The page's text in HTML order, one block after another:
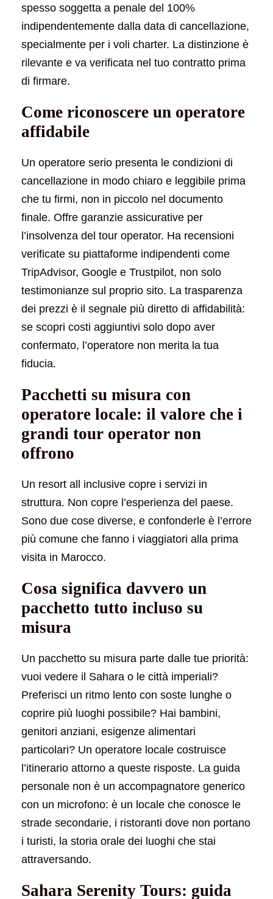
spesso soggetta a penale del 100%
indipendentemente dalla data di cancellazione,
specialmente per i voli charter. La distinzione è
rilevante e va verificata nel tuo contratto prima
di firmare.
Come riconoscere un operatore
affidabile
Un operatore serio presenta le condizioni di
cancellazione in modo chiaro e leggibile prima
che tu firmi, non in piccolo nel documento
finale. Offre garanzie assicurative per
l’insolvenza del tour operator. Ha recensioni
verificate su piattaforme indipendenti come
TripAdvisor, Google e Trustpilot, non solo
testimonianze sul proprio sito. La trasparenza
dei prezzi è il segnale più diretto di affidabilità:
se scopri costi aggiuntivi solo dopo aver
confermato, l’operatore non merita la tua
fiducia.
Pacchetti su misura con
operatore locale: il valore che i
grandi tour operator non
offrono
Un resort all inclusive copre i servizi in
struttura. Non copre l’esperienza del paese.
Sono due cose diverse, e confonderle è l’errore
più comune che fanno i viaggiatori alla prima
visita in Marocco.
Cosa significa davvero un
pacchetto tutto incluso su
misura
Un pacchetto su misura parte dalle tue priorità:
vuoi vedere il Sahara o le città imperiali?
Preferisci un ritmo lento con soste lunghe o
coprire più luoghi possibile? Hai bambini,
genitori anziani, esigenze alimentari
particolari? Un operatore locale costruisce
l’itinerario attorno a queste risposte. La guida
personale non è un accompagnatore generico
con un microfono: è un locale che conosce le
strade secondarie, i ristoranti dove non portano
i turisti, la storia orale dei luoghi che stai
attraversando.
Sahara Serenity Tours: guida